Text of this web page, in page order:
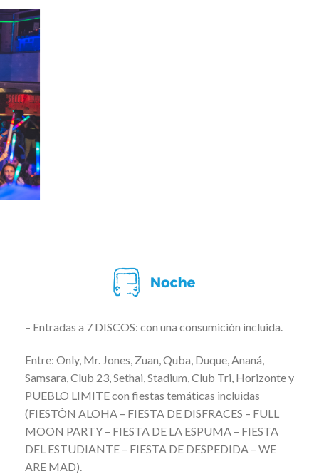
– Entradas a 7 DISCOS: con una consumición incluida.
Entre: Only, Mr. Jones, Zuan, Quba, Duque, Ananá,
Samsara, Club 23, Sethai, Stadium, Club Tri, Horizonte y
PUEBLO LIMITE con fiestas temáticas incluidas
(FIESTÓN ALOHA – FIESTA DE DISFRACES – FULL
MOON PARTY – FIESTA DE LA ESPUMA – FIESTA
DEL ESTUDIANTE – FIESTA DE DESPEDIDA – WE
ARE MAD).